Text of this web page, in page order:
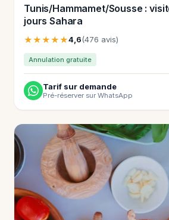
Tunis/Hammamet/Sousse :
jours Sahara
★★★★★4,6(476 avis)
Annulation gratuite
Tarif sur demande
Pré-réserver sur WhatsApp